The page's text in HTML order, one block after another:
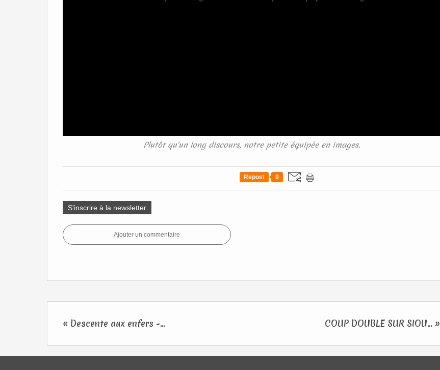
Plutôt qu'un long discours, notre petite équipée en images.
Repost 0
S'inscrire à la newsletter
Ajouter un commentaire
« Descente aux enfers -... COUP DOUBLE SUR SIOU... »